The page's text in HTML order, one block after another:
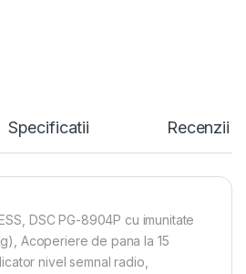
Specificatii Recenzii
DSC PG-8904P cu imunitate
Acoperiere de pana la 15
nivel semnal radio,